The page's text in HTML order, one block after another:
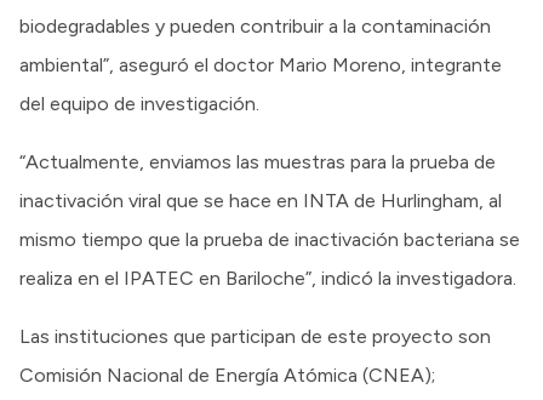
biodegradables y pueden contribuir a la contaminación
ambiental”, aseguró el doctor Mario Moreno, integrante
del equipo de investigación.
“Actualmente, enviamos las muestras para la prueba de
inactivación viral que se hace en INTA de Hurlingham, al
mismo tiempo que la prueba de inactivación bacteriana se
realiza en el IPATEC en Bariloche”, indicó la investigadora.
Las instituciones que participan de este proyecto son
Comisión Nacional de Energía Atómica (CNEA);